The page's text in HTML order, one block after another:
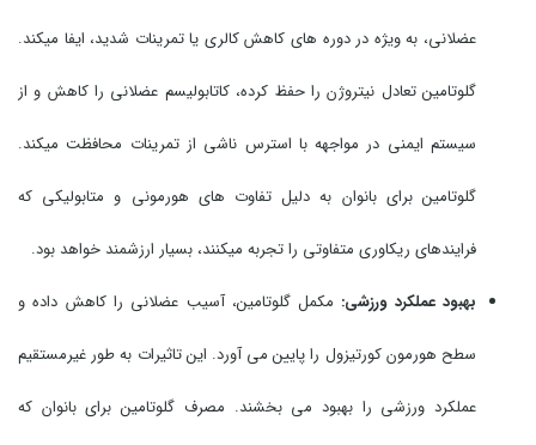
عضلانی، به ویژه در دوره های کاهش کالری یا تمرینات شدید، ایفا میکند.
گلوتامین تعادل نیتروژن را حفظ کرده، کاتابولیسم عضلانی را کاهش و از
سیستم ایمنی در مواجهه با استرس ناشی از تمرینات محافظت میکند.
گلوتامین برای بانوان به دلیل تفاوت های هورمونی و متابولیکی که
فرایندهای ریکاوری متفاوتی را تجربه میکنند، بسیار ارزشمند خواهد بود.
بهبود عملکرد ورزشی: مکمل گلوتامین، آسیب عضلانی را کاهش داده و
سطح هورمون کورتیزول را پایین می آورد. این تاثیرات به طور غیرمستقیم
عملکرد ورزشی را بهبود می بخشند. مصرف گلوتامین برای بانوان که